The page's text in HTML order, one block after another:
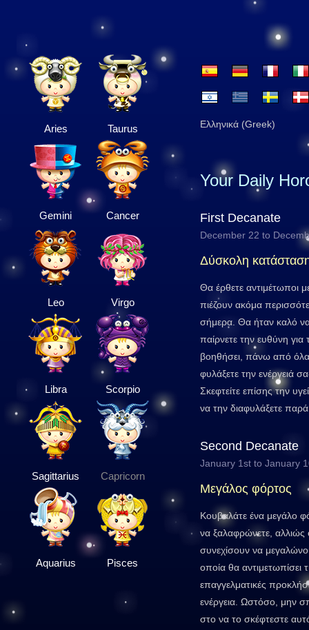
Aries Taurus
Gemini Cancer
Leo Virgo
Libra Scorpio
Sagittarius Capricorn
Aquarius Pisces
Ελληνικά (Greek)
Your Daily
First Decanate
December 22 to
Δύσκολη
Θα έρθετε αντιμέτωποι
πιέζουν ακόμα
σήμερα. Θα ήταν καλό να
παίρνετε την ευθύνη
βοηθήσει, πάνω από
φυλάξετε την ενέργειά
Σκεφτείτε επίσης την
να την διαφυλάξετε παρά
Second Decanate
January 1st to January
Μεγάλος φόρτος
Κουβαλάτε ένα μεγάλο
να ξαλαφρώνετε, αλλιώς
συνεχίσουν να
οποία θα αντιμετωπίσει
επαγγελματικές
ενέργεια. Ωστόσο, μην
στο να το σκέφτεστε